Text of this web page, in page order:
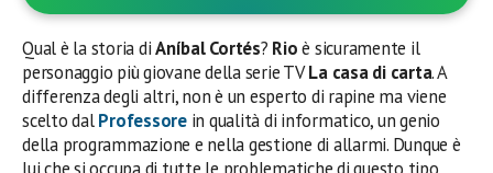
Qual è la storia diAníbal Cortés? Rioè sicuramente il
personaggio più giovane della serie TVLa casa di carta. A
differenza degli altri, non è un esperto di rapine ma viene
scelto dalProfessorein qualità di informatico, un genio
della programmazione e nella gestione di allarmi. Dunque è